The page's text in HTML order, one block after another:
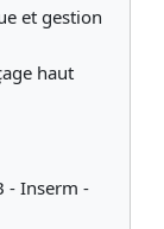
et gestion
haut
- Inserm -